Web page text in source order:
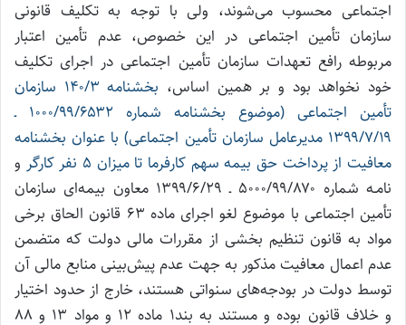
اجتماعی محسوب می‌شوند، ولی با توجه به تکلیف قانونی
سازمان تأمین اجتماعی در این خصوص، عدم تأمین اعتبار
مربوطه رافع تعهدات سازمان تأمین اجتماعی در اجرای تکلیف
خود نخواهد بود و بر همین اساس،
بخشنامه ۱۴۰/۳ سازمان
تأمین اجتماعی (موضوع بخشنامه شماره ۱۰۰۰/۹۹/۶۵۳۲ ـ
۱۳۹۹/۷/۱۹ مدیرعامل سازمان تأمین اجتماعی) با عنوان بخشنامه
معافیت از پرداخت حق بیمه سهم کارفرما تا میزان ۵ نفر کارگر
و
نامـه شماره ۵۰۰۰/۹۹/۸۷۰ ـ ۱۳۹۹/۶/۲۹ معاون بیمه‌ای سازمان
تأمین اجتماعی با موضوع لغو اجرای ماده ۶۳ قانون الحاق برخی
مواد به قانون تنظیم بخشی از مقررات مالی دولت که متضمن
عدم اعمال معافیت مذکور به جهت عدم پیش‌بینی منابع مالی آن
توسط دولت در بودجه‌های سنواتی هستند، خارج از حدود اختیار
و خلاف قانون بوده و مستند به بند۱ ماده ۱۲ و مواد ۱۳ و ۸۸